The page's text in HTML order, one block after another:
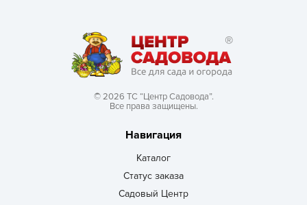
© 2026 ТС “Центр Садовода”.
Все права защищены.
Навигация
Каталог
Статус заказа
Садовый Центр